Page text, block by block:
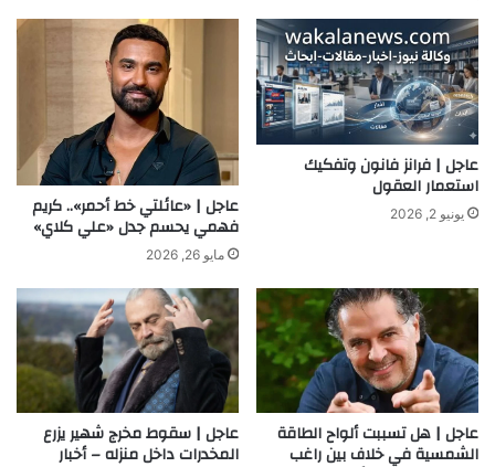
عاجل | فرانز فانون وتفكيك
استعمار العقول
يونيو 2, 2026 عاجل | «عائلتي خط أحمر».. كريم
فهمي يحسم جدل «علي كلاي»
مايو 26, 2026
عاجل | هل تسببت ألواح الطاقة
الشمسية في خلاف بين راغب
عاجل | سقوط مخرج شهير يزرع
المخدرات داخل منزله – أخبار